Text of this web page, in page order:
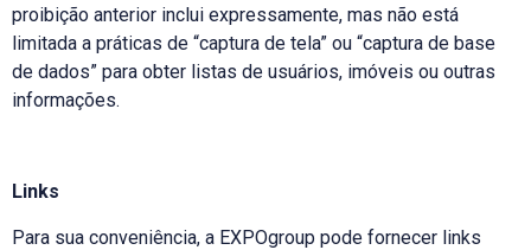
proibição anterior inclui expressamente, mas não está
limitada a práticas de “captura de tela” ou “captura de base
de dados” para obter listas de usuários, imóveis ou outras
informações.
Links
Para sua conveniência, a EXPOgroup pode fornecer links